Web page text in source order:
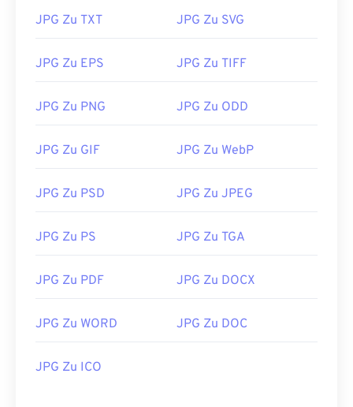
JPG Zu TXT JPG Zu SVG
JPG Zu EPS JPG Zu TIFF
JPG Zu PNG JPG Zu ODD
JPG Zu GIF JPG Zu WebP
JPG Zu PSD JPG Zu JPEG
JPG Zu PS JPG Zu TGA
JPG Zu PDF JPG Zu DOCX
JPG Zu WORD JPG Zu DOC
JPG Zu ICO